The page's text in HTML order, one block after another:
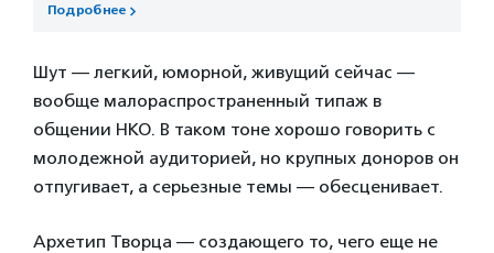
Подробнее
Шут — легкий, юморной, живущий сейчас —
вообще малораспространенный типаж в
общении НКО. В таком тоне хорошо говорить с
молодежной аудиторией, но крупных доноров он
отпугивает, а серьезные темы — обесценивает.
Архетип Творца — создающего то, чего еще не